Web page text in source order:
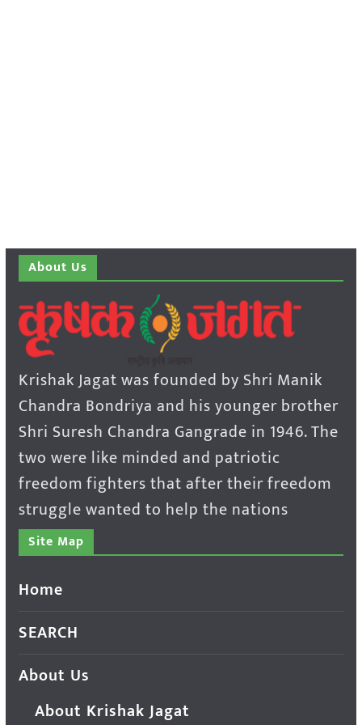
About Us
Krishak Jagat was founded by Shri Manik
Chandra Bondriya and his younger brother
Shri Suresh Chandra Gangrade in 1946. The
two were like minded and patriotic
freedom fighters that after their freedom
struggle wanted to help the nations
Site Map
Home
SEARCH
About Us
About Krishak Jagat